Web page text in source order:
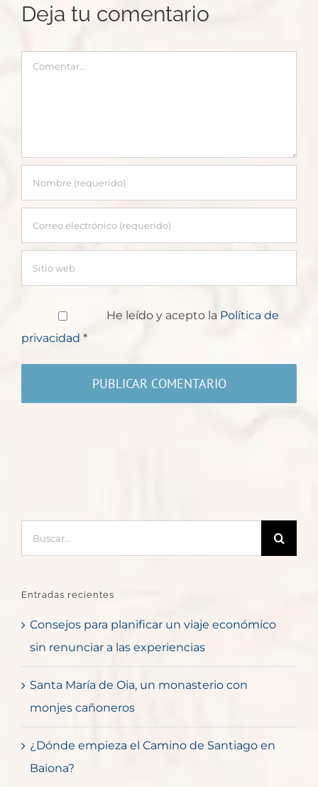
Deja tu comentario
Comentar
He leído y acepto la Política de
privacidad *
Entradas recientes
Consejos para planificar un viaje económico
sin renunciar a las experiencias
Santa María de Oia, un monasterio con
monjes cañoneros
¿Dónde empieza el Camino de Santiago en
Baiona?